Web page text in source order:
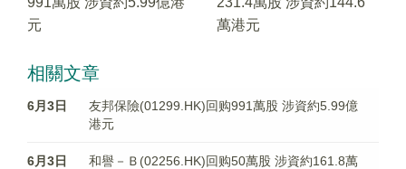
元
萬港元
相關文章
6月3日
友邦保險(01299.HK)回购991萬股 涉資約5.99億
港元
6月3日
和譽－Ｂ(02256.HK)回购50萬股 涉資約161.8萬